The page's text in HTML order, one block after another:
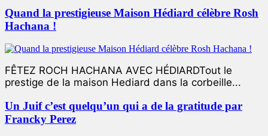
Quand la prestigieuse Maison Hédiard célèbre Rosh
Hachana !
FÊTEZ ROCH HACHANA AVEC HÉDIARDTout le
prestige de la maison Hediard dans la corbeille...
Un Juif c’est quelqu’un qui a de la gratitude par
Francky Perez